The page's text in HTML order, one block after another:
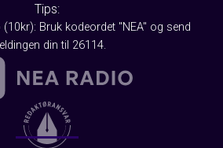
Tips:
Bruk kodeordet "NEA" og send
din til 26114.